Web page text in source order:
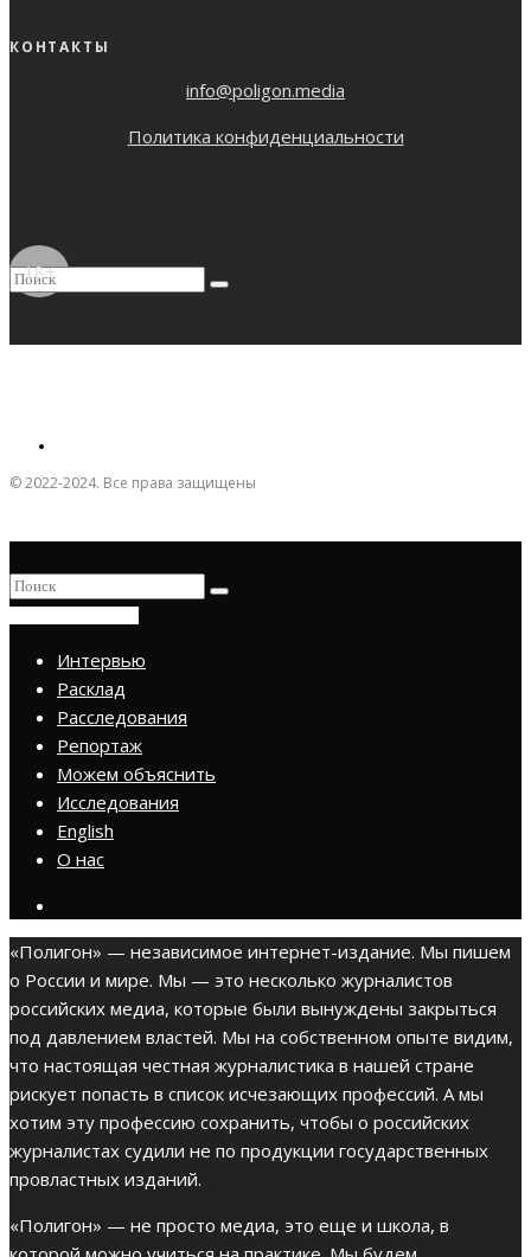
КОНТАКТЫ
info@poligon.media
Политика конфиденциальности
18+
© 2022-2024. Все права защищены
Интервью
Расклад
Расследования
Репортаж
Можем объяснить
Исследования
English
О нас
«Полигон» — независимое интернет-издание. Мы пишем
о России и мире. Мы — это несколько журналистов
российских медиа, которые были вынуждены закрыться
под давлением властей. Мы на собственном опыте видим,
что настоящая честная журналистика в нашей стране
рискует попасть в список исчезающих профессий. А мы
хотим эту профессию сохранить, чтобы о российских
журналистах судили не по продукции государственных
провластных изданий.
«Полигон» — не просто медиа, это еще и школа, в